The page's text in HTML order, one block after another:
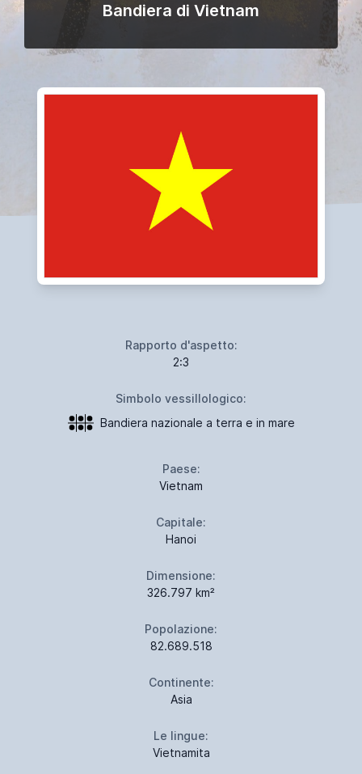
Bandiera di Vietnam
Rapporto d'aspetto:
2:3
Simbolo vessillologico:
Bandiera nazionale a terra e in mare
Paese:
Vietnam
Capitale:
Hanoi
Dimensione:
326.797 km²
Popolazione:
82.689.518
Continente:
Asia
Le lingue:
Vietnamita